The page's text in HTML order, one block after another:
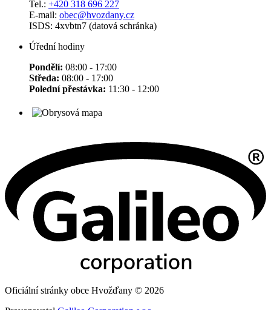
Tel.: +420 318 696 227
E-mail: obec@hvozdany.cz
ISDS: 4xvbtn7 (datová schránka)
Úřední hodiny
Pondělí: 08:00 - 17:00
Středa: 08:00 - 17:00
Polední přestávka: 11:30 - 12:00
Oficiální stránky obce Hvožďany © 2026